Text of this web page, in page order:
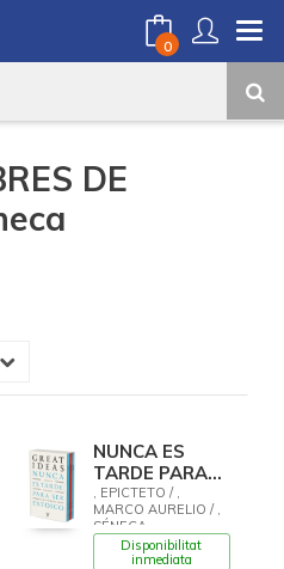
0
DE
NUNCA ES
TARDE PARA
SER ESTOICO
(SERIE GREAT
IDEAS)
, EPICTETO / ,
MARCO AURELIO / ,
SÉNECA
Disponibilitat
inmediata